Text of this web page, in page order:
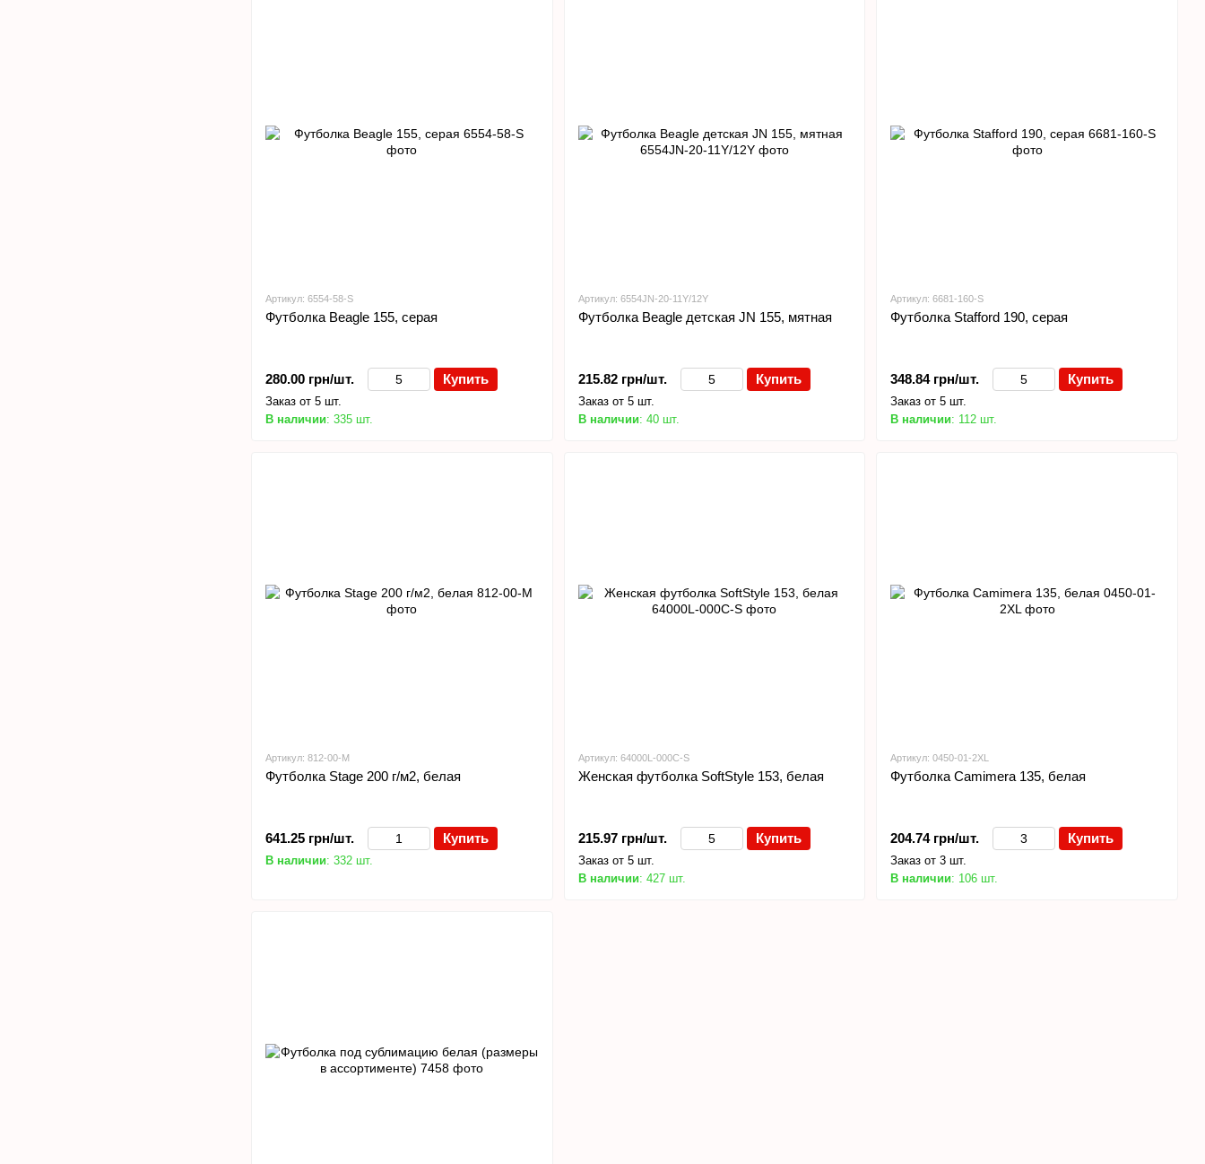
Артикул: 6554-58-S
Футболка Beagle 155, серая
280.00 грн/шт. Купить
Заказ от 5 шт.
В наличии: 335 шт.
Артикул: 6554JN-20-11Y/12Y
Футболка Beagle детская JN 155, мятная
215.82 грн/шт. Купить
Заказ от 5 шт.
В наличии: 40 шт.
Артикул: 6681-160-S
Футболка Stafford 190, серая
348.84 грн/шт. Купить
Заказ от 5 шт.
В наличии: 112 шт.
Артикул: 812-00-M
Футболка Stage 200 г/м2, белая
641.25 грн/шт. Купить
В наличии: 332 шт.
Артикул: 64000L-000C-S
Женская футболка SoftStyle 153, белая
215.97 грн/шт. Купить
Заказ от 5 шт.
В наличии: 427 шт.
Артикул: 0450-01-2XL
Футболка Camimera 135, белая
204.74 грн/шт. Купить
Заказ от 3 шт.
В наличии: 106 шт.